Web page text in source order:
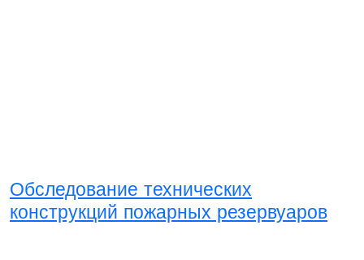
Обследование технических
конструкций пожарных резервуаров